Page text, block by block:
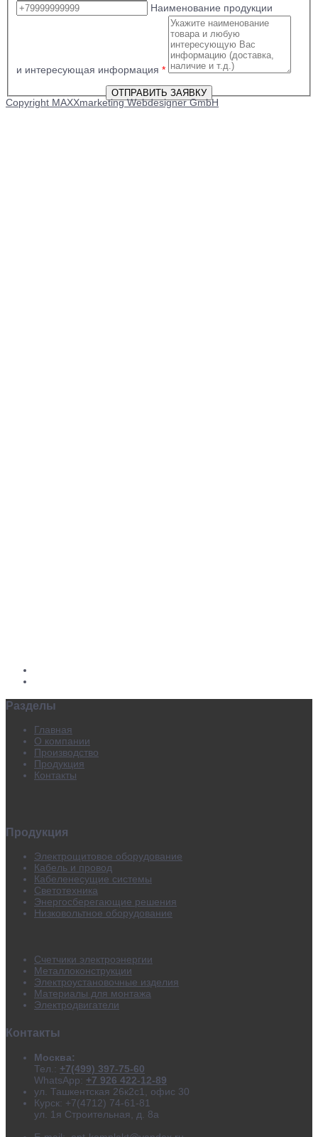
Наименование продукции
и интересующая информация *
Copyright MAXXmarketing Webdesigner GmbH
Разделы
Главная
О компании
Производство
Продукция
Контакты
Продукция
Электрощитовое оборудование
Кабель и провод
Кабеленесущие системы
Светотехника
Энергосберегающие решения
Низковольтное оборудование
Счетчики электроэнергии
Металлоконструкции
Электроустановочные изделия
Материалы для монтажа
Электродвигатели
Контакты
Москва:
Тел.: +7(499) 397-75-60
WhatsApp: +7 926 422-12-89
ул. Ташкентская 26к2с1, офис 30
Курск: +7(4712) 74-61-81
ул. 1я Строительная, д. 8а